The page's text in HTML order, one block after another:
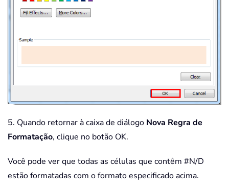
5. Quando retornar à caixa de diálogo Nova Regra de
Formatação, clique no botão OK.
Você pode ver que todas as células que contêm #N/D
estão formatadas com o formato especificado acima.